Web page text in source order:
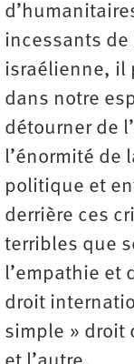
incessants de
israélienne, il
dans notre
détourner de
l’énormité de
politique et
derrière ces
terribles que
l’empathie et
droit
simple » droit